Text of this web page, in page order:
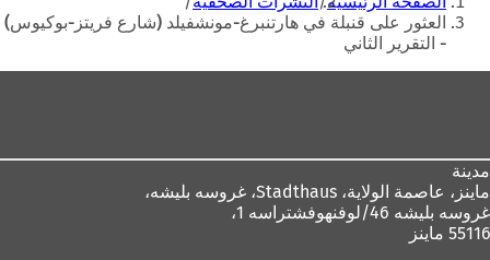
هنا
العثور على قنبلة في هارتنبرغ-مونشفيلد (شارع فريتز-بوكيوس)
- التقرير الثاني
مدينة
ماينز، عاصمة الولاية،
غروسه بليشه 46/لوفنهوفشتراسه 1،
55116 ماينز